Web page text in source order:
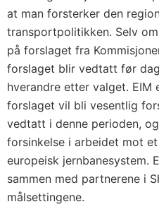
at man forsterker den
transportpolitikken. Selv
på forslaget fra
forslaget blir vedtatt før
hverandre etter valget.
forslaget vil bli vesentlig
vedtatt i denne perioden,
forsinkelse i arbeidet mot
europeisk jernbanesystem.
sammen med partnerene i
målsettingene.